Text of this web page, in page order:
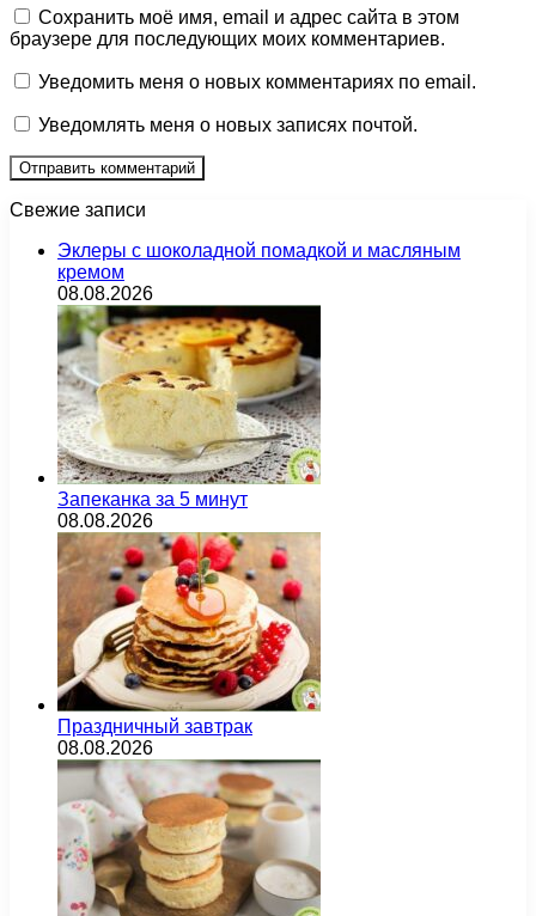
Сохранить моё имя, email и адрес сайта в этом
браузере для последующих моих комментариев.
Уведомить меня о новых комментариях по email.
Уведомлять меня о новых записях почтой.
Свежие записи
Эклеры с шоколадной помадкой и масляным
кремом
08.08.2026
Запеканка за 5 минут
08.08.2026
Праздничный завтрак
08.08.2026